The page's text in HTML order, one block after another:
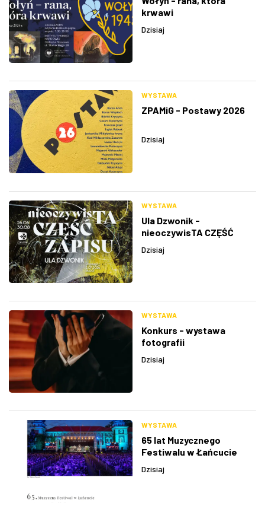
krwawi
Dzisiaj
WYSTAWA
ZPAMiG - Postawy 2026
Dzisiaj
WYSTAWA
Ula Dzwonik -
nieoczywisTA CZĘŚĆ
Dzisiaj
WYSTAWA
Konkurs - wystawa
fotografii
Dzisiaj
WYSTAWA
65 lat Muzycznego
Festiwalu w Łańcucie
Dzisiaj